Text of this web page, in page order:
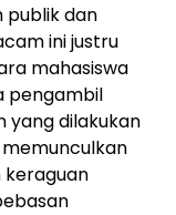
publik dan
ini justru
mahasiswa
pengambil
yang dilakukan